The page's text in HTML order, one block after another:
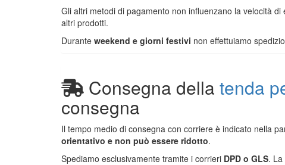
Gli altri metodi di pagamento non influenzano la velocità di
altri prodotti.
Durante weekend e giorni festivi non effettuiamo
Consegna della tenda
consegna
Il tempo medio di consegna con corriere è indicato nella
orientativo e non può essere ridotto.
Spediamo esclusivamente tramite i corrieri DPD o GLS.